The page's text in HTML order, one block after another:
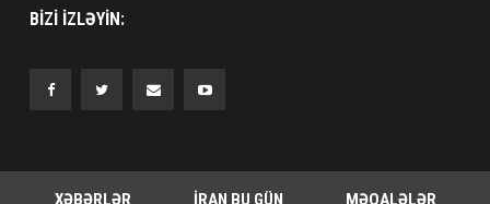
BIZI IZLƏYIN:
XƏBƏRLƏR İRAN BU GÜN MƏQALƏLƏR